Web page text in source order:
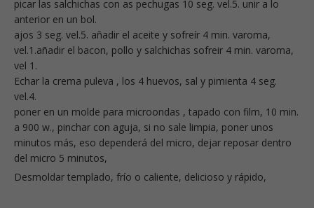
picar las salchichas con as pechugas 10 seg. vel.5. unir a lo
anterior en un bol.
ajos 3 seg. vel.5. añadir el aceite y sofreír 4 min. varoma,
vel.1.añadir el bacon, pollo y salchichas sofreir 4 min. varoma,
vel 1.
Echar la crema puleva , los 4 huevos, sal y pimienta 4 seg.
vel.4.
poner en un molde para microondas , tapado con film, 10 min.
a 900 w., pinchar con aguja, si no sale limpia, poner unos
minutos más, eso dependerá del micro, dejar reposar dentro
del micro 5 minutos,
Desmoldar templado, frío o caliente, delicioso y rápido,